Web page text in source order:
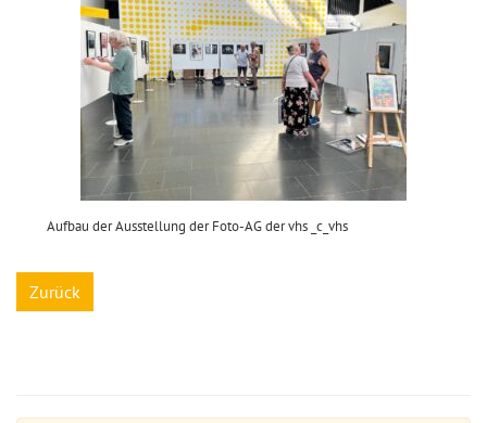
Aufbau der Ausstellung der Foto-AG der vhs _c_vhs
Zurück